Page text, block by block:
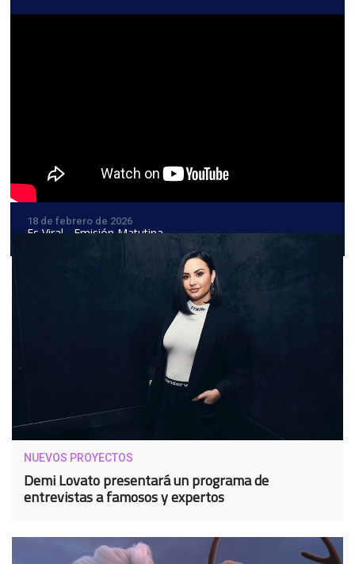
18 de febrero de 2026
Es Viral - Emisión Matutina
NUEVOS PROYECTOS
Demi Lovato presentará un programa de
entrevistas a famosos y expertos